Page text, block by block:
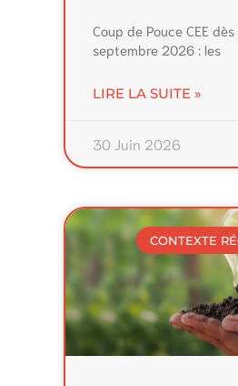
Coup de Pouce CEE dès
septembre 2026 : les
LIRE LA SUITE »
30 Juin 2026
CONTEXTE